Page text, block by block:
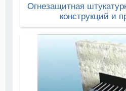
Огнезащитная
конструкций и